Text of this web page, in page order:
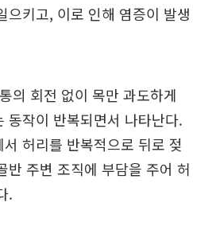
으키고, 이로 인해 염증이 발생
의 회전 없이 목만 과도하게
동작이 반복되면서 나타난다.
허리를 반복적으로 뒤로 젖
반 주변 조직에 부담을 주어 허
.